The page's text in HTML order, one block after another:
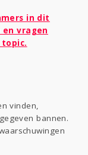
Zien
in dit
vragen
vinden,
bannen.